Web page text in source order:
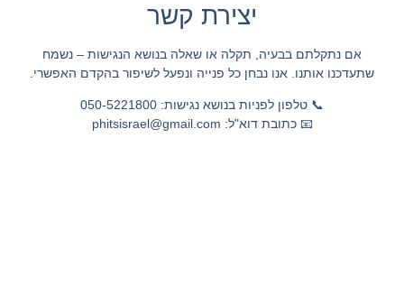
יצירת קשר
אם נתקלתם בבעיה, תקלה או שאלה בנושא הנגישות – נשמח
שתעדכנו אותנו. אנו נבחן כל פנייה ונפעל לשיפור בהקדם האפשרי.
📞 טלפון לפניות בנושא נגישות: 050-5221800
📧כתובת דוא"ל: phitsisrael@gmail.com